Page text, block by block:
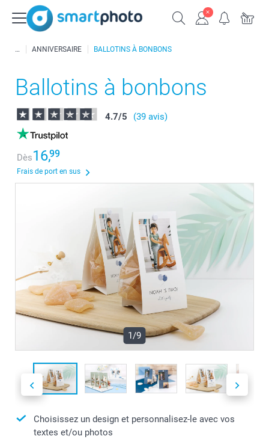
ANNIVERSAIRE BALLOTINS À BONBONS
Ballotins à bonbons
4.7/5 (39 avis)
Dès16,99
Frais de port en sus
1/9
Choisissez un design et personnalisez-le avec vos
textes et/ou photos